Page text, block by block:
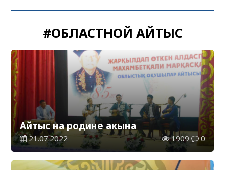
#ОБЛАСТНОЙ АЙТЫС
Айтыс на родине акына
21.07.2022 1909 0